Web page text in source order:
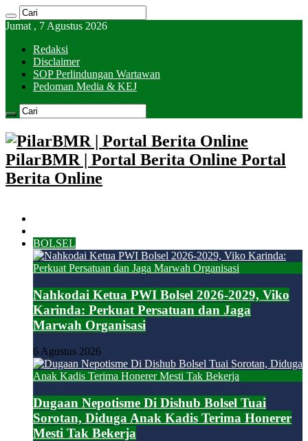
Jumat , 7 Agustus 2026
Redaksi
Disclaimer
SOP Perlindungan Wartawan
Pedoman Media & KEJ
PilarBMR | Portal Berita Online Portal
Berita Online
BOLSEL
Nahkodai Ketua PWI Bolsel 2026-2029, Viko
Karinda: Perkuat Persatuan dan Jaga
Marwah Organisasi
6 Agustus 2026
Dugaan Nepotisme Di Dishub Bolsel Tuai
Sorotan, Diduga Anak Kadis Terima Honerer
Mesti Tak Bekerja